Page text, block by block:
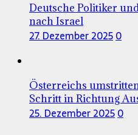
Deutsche Politiker
nach Israel
27. Dezember 20250
Österreichs
Schritt in Richtung
25. Dezember 20250